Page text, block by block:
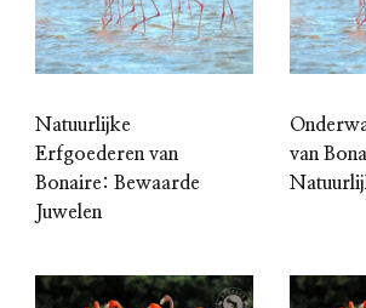
Natuurlijke
Erfgoederen van
Bonaire: Bewaarde
Juwelen
van